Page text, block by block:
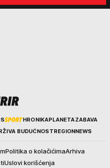
HRONIKAPLANETAZABAVA
BUDUĆNOSTREGIONNEWS
Politika o kolačićimaArhiva
Uslovi korišćenja